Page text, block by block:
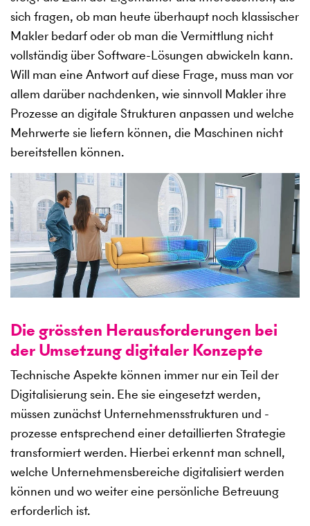
sich fragen, ob man heute überhaupt noch klassischer
Makler bedarf oder ob man die Vermittlung nicht
vollständig über Software-Lösungen abwickeln kann.
Will man eine Antwort auf diese Frage, muss man vor
allem darüber nachdenken, wie sinnvoll Makler ihre
Prozesse an digitale Strukturen anpassen und welche
Mehrwerte sie liefern können, die Maschinen nicht
bereitstellen können.
Die grössten Herausforderungen bei
der Umsetzung digitaler Konzepte
Technische Aspekte können immer nur ein Teil der
Digitalisierung sein. Ehe sie eingesetzt werden,
müssen zunächst Unternehmensstrukturen und -
prozesse entsprechend einer detaillierten Strategie
transformiert werden. Hierbei erkennt man schnell,
welche Unternehmensbereiche digitalisiert werden
können und wo weiter eine persönliche Betreuung
erforderlich ist.